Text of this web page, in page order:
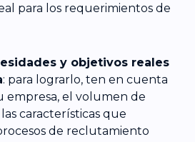
para los requerimientos de
y objetivos reales
: para lograrlo, ten en cuenta
empresa, el volumen de
características que
de reclutamiento